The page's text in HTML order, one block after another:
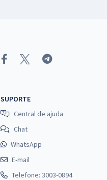
SUPORTE
Central de ajuda
Chat
WhatsApp
E-mail
Telefone: 3003-0894